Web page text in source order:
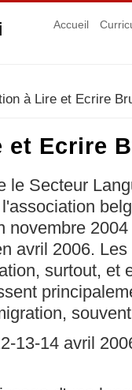
Accueil
à Lire et Ecrire
et Ecrire
le Secteur
novembre
avril 2006.
surtout, et
13-14 avril